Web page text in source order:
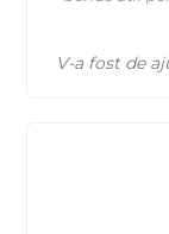
V-a fost de